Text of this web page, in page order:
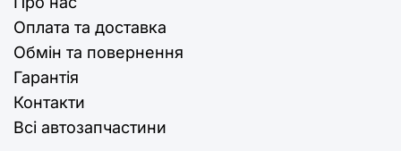
Оплата та доставка
Обмін та повернення
Гарантія
Контакти
Всі автозапчастини